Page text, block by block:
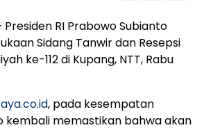
Presiden RI Prabowo Subianto
Sidang Tanwir dan Resepsi
ke-112 di Kupang, NTT, Rabu
, pada kesempatan
kembali memastikan bahwa akan